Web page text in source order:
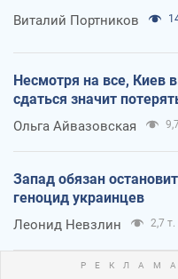
Виталий Портников
Несмотря на все, Киев
сдаться значит
Ольга Айвазовская
Запад обязан
геноцид украинцев
Леонид Невзлин 2,7 т.